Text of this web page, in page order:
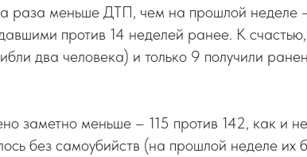
раза меньше ДТП, чем на прошлой неделе
против 14 неделей ранее. К
два человека) и только 9 получили
заметно меньше – 115 против 142, как и
без самоубийств (на прошлой неделе их